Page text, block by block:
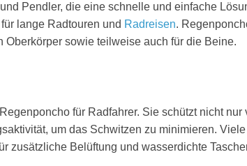
Pendler, die eine schnelle und einfache
lange Radtouren und Radreisen.
sowie teilweise auch für die Beine.
für Radfahrer. Sie schützt nicht nur
um das Schwitzen zu minimieren.
zusätzliche Belüftung und wasserdichte